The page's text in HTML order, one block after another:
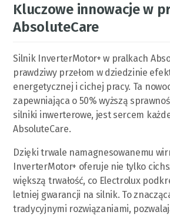
Kluczowe innowacje w
AbsoluteCare
Silnik InverterMotor+ w pralkach
prawdziwy przełom w dziedzinie
energetycznej i cichej pracy. Ta
zapewniająca o 50% wyższą
silniki inwerterowe, jest sercem
AbsoluteCare.
Dzięki trwale namagnesowanemu
InverterMotor+ oferuje nie tylko
większą trwałość, co Electrolux
letniej gwarancji na silnik. To
tradycyjnymi rozwiązaniami,